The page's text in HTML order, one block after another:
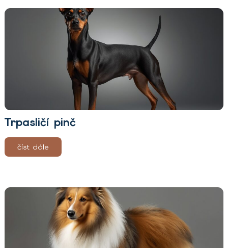
Trpasličí pinč
číst dále